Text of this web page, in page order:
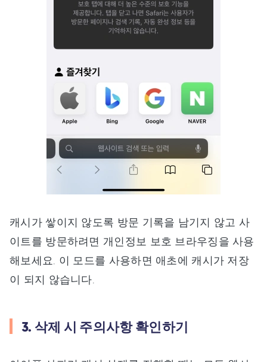
캐시가 쌓이지 않도록 방문 기록을 남기지 않고 사
이트를 방문하려면 개인정보 보호 브라우징을 사용
해보세요. 이 모드를 사용하면 애초에 캐시가 저장
이 되지 않습니다.
3. 삭제 시 주의사항 확인하기